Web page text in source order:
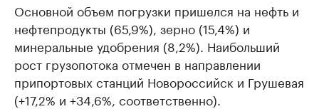
Основной объем погрузки пришелся на нефть и
нефтепродукты (65,9%), зерно (15,4%) и
минеральные удобрения (8,2%). Наибольший
рост грузопотока отмечен в направлении
припортовых станций Новороссийск и Грушевая
(+17,2% и +34,6%, соответственно).